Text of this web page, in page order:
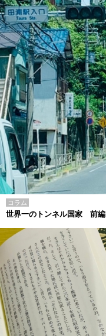
コラム
世界一のトンネル国家 前編